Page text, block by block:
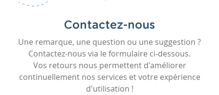
Contactez-nous
Une remarque, une question ou une suggestion ?
Contactez-nous via le formulaire ci-dessous.
Vos retours nous permettent d'améliorer
continuellement nos services et votre expérience
d'utilisation !